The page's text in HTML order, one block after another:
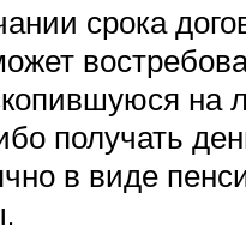
срока
на
получать
в виде